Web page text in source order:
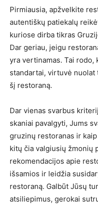
Pirmiausia, apžvelkite
autentiškų patiekalų
kuriose dirba tikras
Dar geriau, jeigu
yra vertinamas. Tai rodo,
standartai, virtuvė
šį restoraną.
Dar vienas svarbus
skaniai pavalgyti, Jums
gruzinų restoranas ir
kitų čia valgiusių žmonių
rekomendacijos apie
išsamios ir leidžia
restoraną. Galbūt Jūsų
atsiliepimus, gerokai